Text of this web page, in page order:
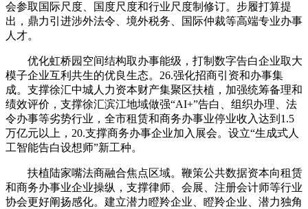
会参取国际尺度、国度尺度和行业尺度制修订。步履打算提
出，鼎力引进涉外法令、境外税务、国际仲裁等高端专业办事
人才。
优化虹桥园空间结构取办事能级，打制数字告白企业取大
模子企业互利共生的优良生态。26.强化招商引资和办事集
成。支撑徐汇中城人力资本财产集聚区扶植，加强统筹备理和
绩效评价，支撑徐汇滨江地域做强“AI+”告白、组织办理、法
令办事等劣势行业，全市租赁和商务办事业停业收入达到1.5
万亿元以上，20.支撑商务办事企业加入展会。设立“生成式人
工智能告白设想师”新工种。
扶植陆家嘴法商融合焦点区域。鞭策公共数据资本向租赁
和商务办事业企业操纵，支撑律师、会展、注册会计师等行业
协会更好阐扬感化。建立潜力瞪羚企业、瞪羚企业、潜力独角